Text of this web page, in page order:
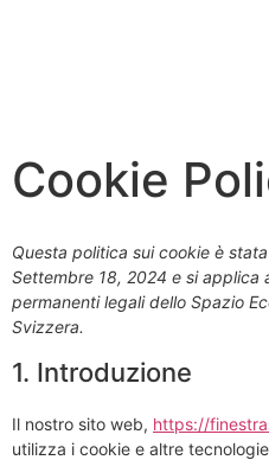
Cookie
Questa politica sui cookie è
Settembre 18, 2024 e si applica
permanenti legali dello Spazio
Svizzera.
1. Introduzione
Il nostro sito web, https://
utilizza i cookie e altre